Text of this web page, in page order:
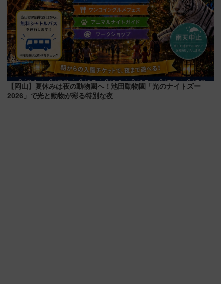
【岡山】夏休みは夜の動物園へ！池田動物園「光のナイトズー
2026」で光と動物が彩る特別な夜